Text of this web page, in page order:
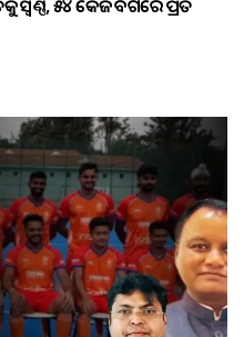
୫୪ କେଜି ବର୍ଗରେ ପ୍ରିତି